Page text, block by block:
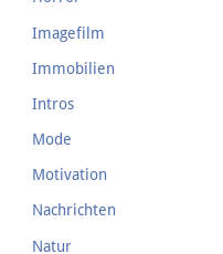
Imagefilm
Immobilien
Intros
Mode
Motivation
Nachrichten
Natur